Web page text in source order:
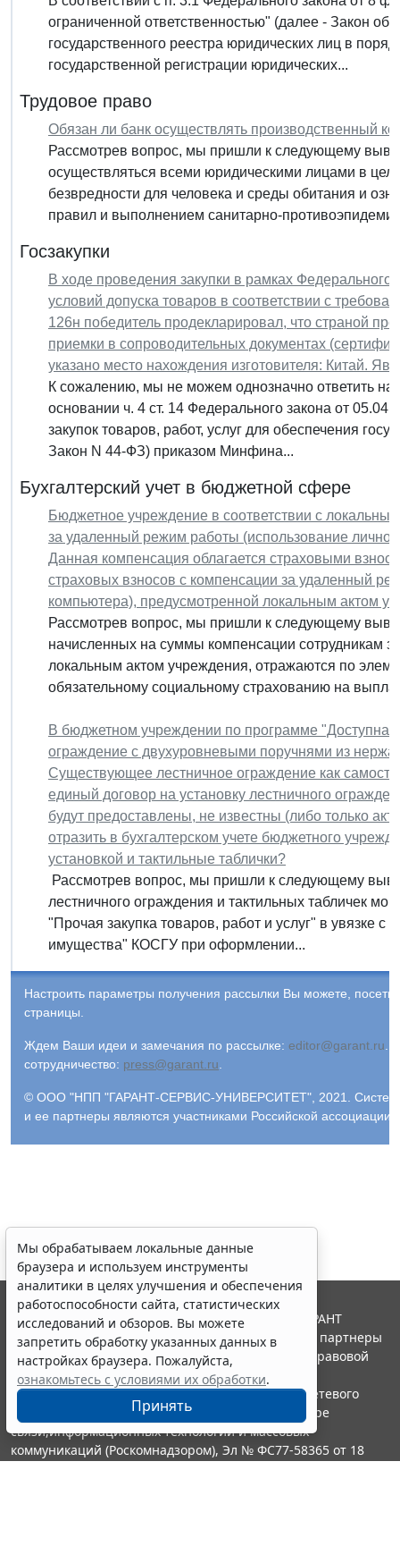
ограниченной ответственностью" (далее - Закон
государственного реестра юридических лиц в
государственной регистрации юридических...
Трудовое право
Обязан ли банк осуществлять производственный
Рассмотрев вопрос, мы пришли к следующему
осуществляться всеми юридическими лицами в
безвредности для человека и среды обитания и
правил и выполнением санитарно-
Госзакупки
В ходе проведения закупки в рамках
условий допуска товаров в соответствии с
126н победитель продекларировал, что страной
приемки в сопроводительных документах
указано место нахождения изготовителя: Китай.
К сожалению, мы не можем однозначно ответить
основании ч. 4 ст. 14 Федерального закона от
закупок товаров, работ, услуг для обеспечения
Закон N 44-ФЗ) приказом Минфина...
Бухгалтерский учет в бюджетной сфере
Бюджетное учреждение в соответствии с
за удаленный режим работы (использование
Данная компенсация облагается страховыми
страховых взносов с компенсации за удаленный
компьютера), предусмотренной локальным актом
Рассмотрев вопрос, мы пришли к следующему
начисленных на суммы компенсации сотрудникам
локальным актом учреждения, отражаются по
обязательному социальному страхованию на
В бюджетном учреждении по программе
ограждение с двухуровневыми поручнями из
Существующее лестничное ограждение как
единый договор на установку лестничного
будут предоставлены, не известны (либо только
отразить в бухгалтерском учете бюджетного
установкой и тактильные таблички?
Рассмотрев вопрос, мы пришли к следующему
лестничного ограждения и тактильных табличек
"Прочая закупка товаров, работ и услуг" в увязке
имущества" КОСГУ при оформлении...
Настроить параметры получения рассылки Вы можете,
страницы.
Ждем Ваши идеи и замечания по рассылке: editor@garant.ru
сотрудничество: press@garant.ru
© ООО "НПП "ГАРАНТ-СЕРВИС-УНИВЕРСИТЕТ", 2021. Система
и ее партнеры являются участниками Российской
Мы обрабатываем локальные данные
браузера и используем инструменты
аналитики в целях улучшения и обеспечения
работоспособности сайта, статистических
исследований и обзоров. Вы можете
запретить обработку указанных данных в
настройках браузера. Пожалуйста,
ознакомьтесь с условиями их обработки.
Принять
© ООО "НПП "ГАРАНТ-СЕРВИС", 2026. Система ГАРАНТ
выпускается с 1990 года. Компания "Гарант" и ее партнеры
являются участниками Российской ассоциации правовой
информации ГАРАНТ.
Портал ГАРАНТ.РУ зарегистрирован в качестве сетевого
издания Федеральной службой по надзору в сфере
связи,информационных технологий и массовых
коммуникаций (Роскомнадзором), Эл № ФС77-58365 от 18